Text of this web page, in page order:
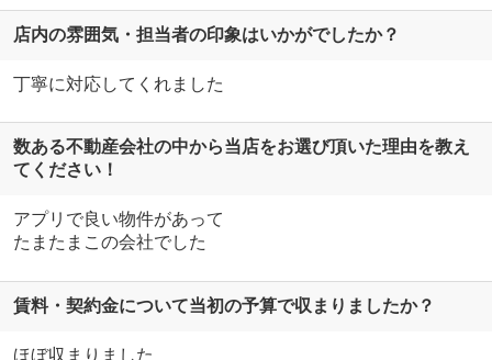
店内の雰囲気・担当者の印象はいかがでしたか？
丁寧に対応してくれました
数ある不動産会社の中から当店をお選び頂いた理由を教え
てください！
アプリで良い物件があって
たまたまこの会社でした
賃料・契約金について当初の予算で収まりましたか？
ほぼ収まりました